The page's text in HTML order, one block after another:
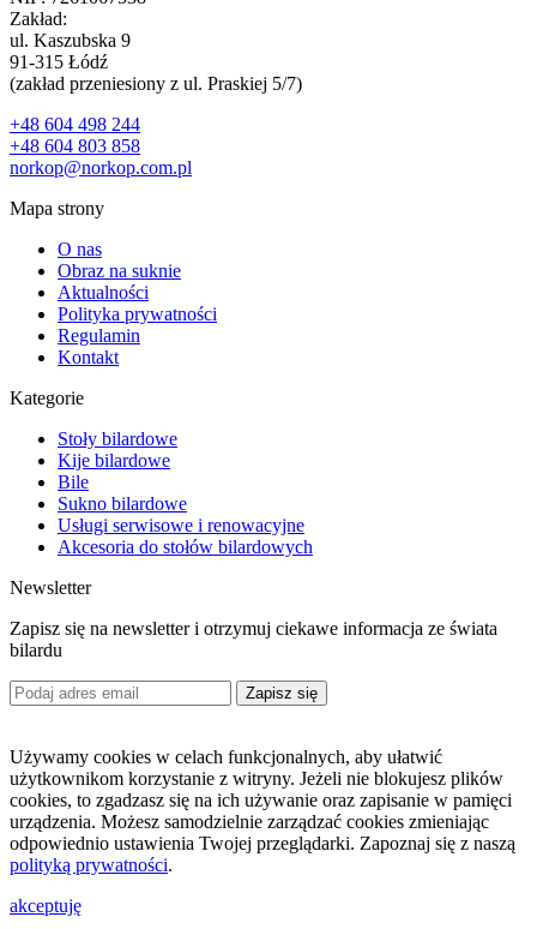
Zakład:
ul. Kaszubska 9
91-315 Łódź
(zakład przeniesiony z ul. Praskiej 5/7)
+48 604 498 244
+48 604 803 858
norkop@norkop.com.pl
Mapa strony
O nas
Obraz na suknie
Aktualności
Polityka prywatności
Regulamin
Kontakt
Kategorie
Stoły bilardowe
Kije bilardowe
Bile
Sukno bilardowe
Usługi serwisowe i renowacyjne
Akcesoria do stołów bilardowych
Newsletter
Zapisz się na newsletter i otrzymuj ciekawe informacja ze świata
bilardu
Zapisz się
Używamy cookies w celach funkcjonalnych, aby ułatwić
użytkownikom korzystanie z witryny. Jeżeli nie blokujesz plików
cookies, to zgadzasz się na ich używanie oraz zapisanie w pamięci
urządzenia. Możesz samodzielnie zarządzać cookies zmieniając
odpowiednio ustawienia Twojej przeglądarki. Zapoznaj się z naszą
polityką prywatności.
akceptuję